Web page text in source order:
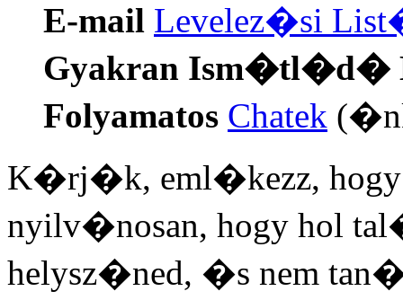
E-mail Levelez�si
Gyakran
Folyamatos Chatek
K�rj�k, eml�kezz,
nyilv�nosan, hogy hol
helysz�ned, �s nem